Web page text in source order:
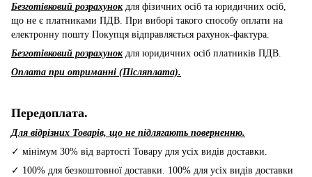
Безготівковий розрахунокдля фізичних осіб та юридичних осіб,
що не є платниками ПДВ. При виборі такого способу оплати на
електронну пошту Покупця відправляється рахунок-фактура.
Безготівковий розрахунокдля юридичних осіб платників ПДВ.
Оплата при отриманні (Післяплата).
Передоплата.
Для відрізних Товарів, що не підлягають поверненню.
✓ мінімум 30% від вартості Товару для усіх видів доставки.
✓ 100% для безкоштовної доставки. 100% для усіх видів доставки